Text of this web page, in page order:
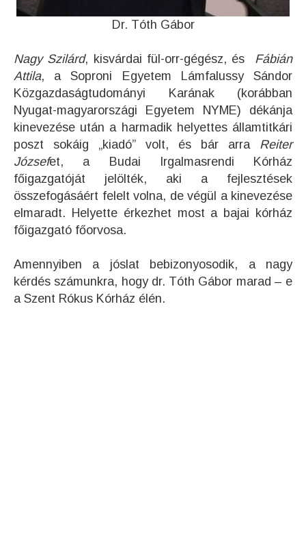
Dr. Tóth Gábor
Nagy Szilárd, kisvárdai fül-orr-gégész, és Fábián
Attila, a Soproni Egyetem Lámfalussy Sándor
Közgazdaságtudományi Karának (korábban
Nyugat-magyarországi Egyetem NYME) dékánja
kinevezése után a harmadik helyettes államtitkári
poszt sokáig „kiadó” volt, és bár arra Reiter
Józsefet, a Budai Irgalmasrendi Kórház
főigazgatóját jelölték, aki a fejlesztések
összefogásáért felelt volna, de végül a kinevezése
elmaradt. Helyette érkezhet most a bajai kórház
főigazgató főorvosa.
Amennyiben a jóslat bebizonyosodik, a nagy
kérdés számunkra, hogy dr. Tóth Gábor marad – e
a Szent Rókus Kórház élén.